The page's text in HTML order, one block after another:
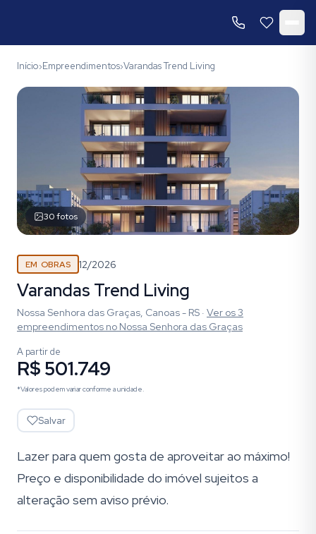
Início›Empreendimentos›Varandas Trend Living
30fotos
EM OBRAS 12/2026
Varandas Trend Living
Nossa Senhora das Graças, Canoas - RS · Ver os3
empreendimentos no Nossa Senhora das Graças
A partir de
R$ 501.749
*Valores podem variar conforme a unidade.
Salvar
Lazer para quem gosta de aproveitar ao máximo!
Preço e disponibilidade do imóvel sujeitos a
alteração sem aviso prévio.